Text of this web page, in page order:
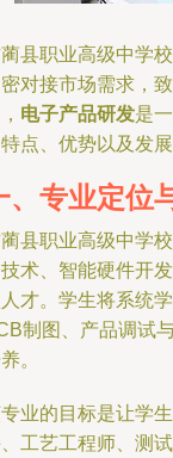
县职业高级中学
对接市场需求，
电子产品研发是
点、优势以及发
、专业定位
县职业高级中学
术、智能硬件开
才。学生将系统
制图、产品调试
。
业的目标是让学
工艺工程师、测